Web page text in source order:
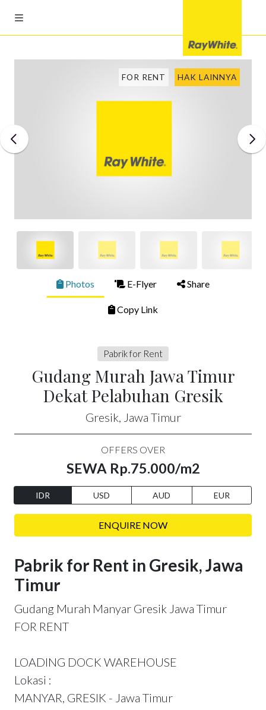
FOR RENT HAK LAINNYA
Photos E-Flyer Share
Copy Link
Pabrik for Rent
Gudang Murah Jawa Timur
Dekat Pelabuhan Gresik
Gresik, Jawa Timur
OFFERS OVER
SEWA Rp.75.000/m2
IDR USD AUD EUR
ENQUIRE NOW
Pabrik for Rent in Gresik, Jawa
Timur
Gudang Murah Manyar Gresik Jawa Timur
FOR RENT
LOADING DOCK WAREHOUSE
Lokasi :
MANYAR, GRESIK - Jawa Timur